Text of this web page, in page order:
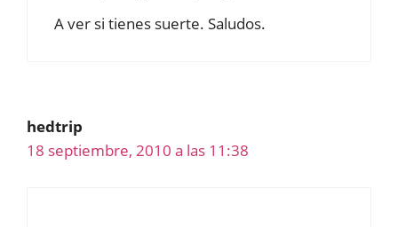
A ver si tienes suerte. Saludos.
hedtrip
18 septiembre, 2010 a las 11:38